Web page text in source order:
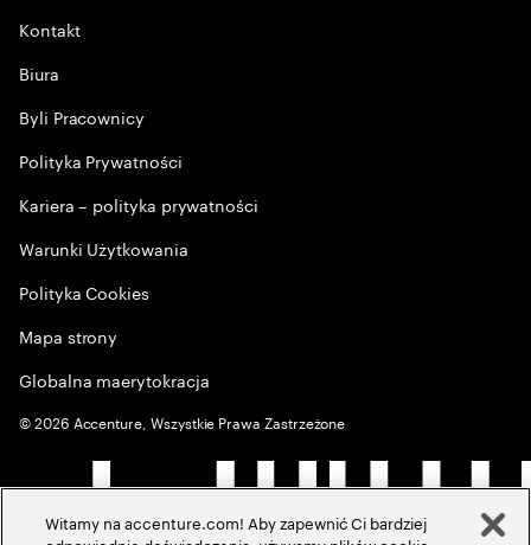
Kontakt
Biura
Byli Pracownicy
Polityka Prywatności
Kariera – polityka prywatności
Warunki Użytkowania
Polityka Cookies
Mapa strony
Globalna maerytokracja
©2026 Accenture, Wszystkie Prawa Zastrzeżone
Witamy na accenture.com! Aby zapewnić Ci bardziej